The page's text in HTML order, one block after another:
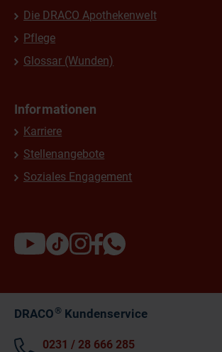
Die DRACO Apothekenwelt
Pflege
Glossar (Wunden)
Informationen
Karriere
Stellenangebote
Soziales Engagement
DRACO®Kundenservice
0231 / 28 666 285